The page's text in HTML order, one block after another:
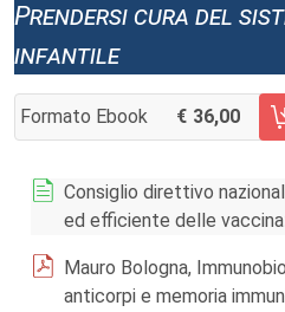
Prendersi cura del
infantile
Formato Ebook 36,00
AGGIUNGI AL CARRELLO
Consiglio direttivo
ed efficiente delle
Mauro Bologna,
anticorpi e memoria